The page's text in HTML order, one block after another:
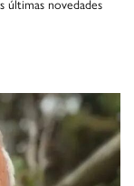
últimas novedades